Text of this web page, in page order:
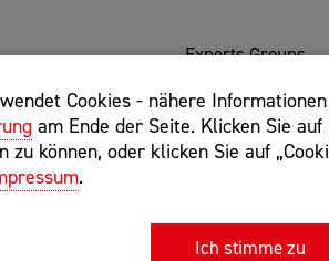
Cookies - nähere
am Ende der Seite. Klicken Sie
zu können, oder klicken Sie auf
.
Ich stimme zu
Experts Groups
Begriff einschließen:
"internet of things"